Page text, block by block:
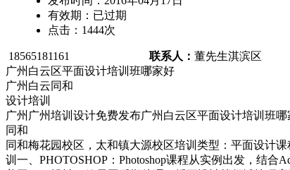
有效期： 已过期
点击： 1444次
18565181161 联系人： 董先生淇滨区
广州白云区平面设计培训班哪家好
广州白云同和
设计培训
广州广州培训设计免费发布广州白云区平面设计培训班哪
同和
同和梅花园校区，太和镇大源校区培训类型：平面设计
训一、PHOTOSHOP：Photoshop课程从实例出发，结